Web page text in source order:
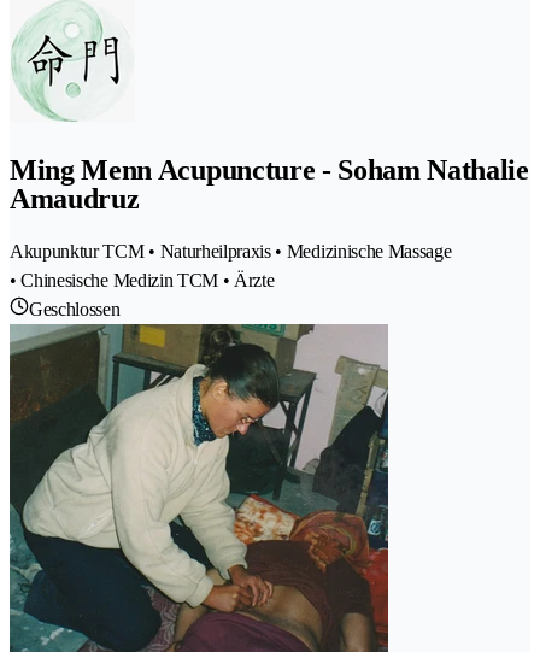
Ming Menn Acupuncture - Soham Nathalie
Amaudruz
Akupunktur TCM • Naturheilpraxis • Medizinische Massage
• Chinesische Medizin TCM • Ärzte
Geschlossen